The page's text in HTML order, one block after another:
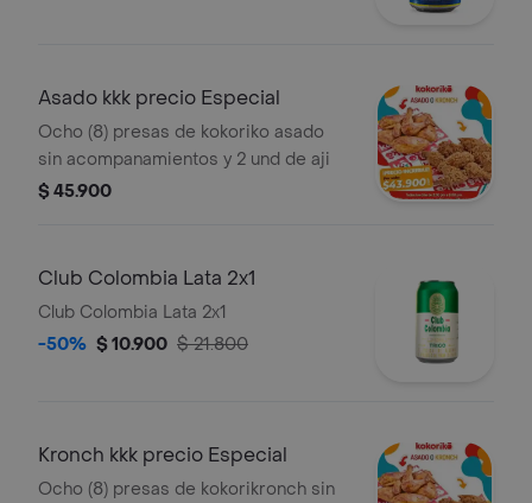
Asado kkk precio Especial
Ocho (8) presas de kokoriko asado
sin acompanamientos y 2 und de aji
$ 45.900
Club Colombia Lata 2x1
Club Colombia Lata 2x1
-50% $ 10.900 $ 21.800
Kronch kkk precio Especial
Ocho (8) presas de kokorikronch sin